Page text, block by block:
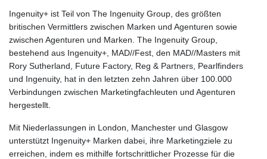
Ingenuity+ ist Teil von The Ingenuity Group, des größten
britischen Vermittlers zwischen Marken und Agenturen sowie
zwischen Agenturen und Marken. The Ingenuity Group,
bestehend aus Ingenuity+, MAD//Fest, den MAD//Masters mit
Rory Sutherland, Future Factory, Reg & Partners, Pearlfinders
und Ingenuity, hat in den letzten zehn Jahren über 100.000
Verbindungen zwischen Marketingfachleuten und Agenturen
hergestellt.
Mit Niederlassungen in London, Manchester und Glasgow
unterstützt Ingenuity+ Marken dabei, ihre Marketingziele zu
erreichen, indem es mithilfe fortschrittlicher Prozesse für die